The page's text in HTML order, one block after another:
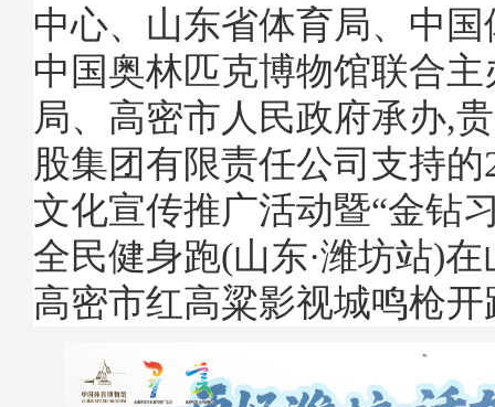
中心、山东省体育局、中
中国奥林匹克博物馆联合
局、高密市人民政府承办,
股集团有限责任公司支持的
文化宣传推广活动暨“金钻
全民健身跑(山东·潍坊站)
高密市红高粱影视城鸣枪开